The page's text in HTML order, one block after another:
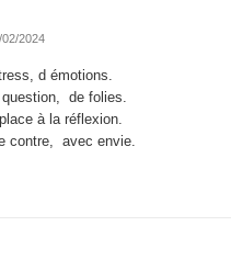
02/2024
d émotions.
question, de folies.
à la réflexion.
contre, avec envie.